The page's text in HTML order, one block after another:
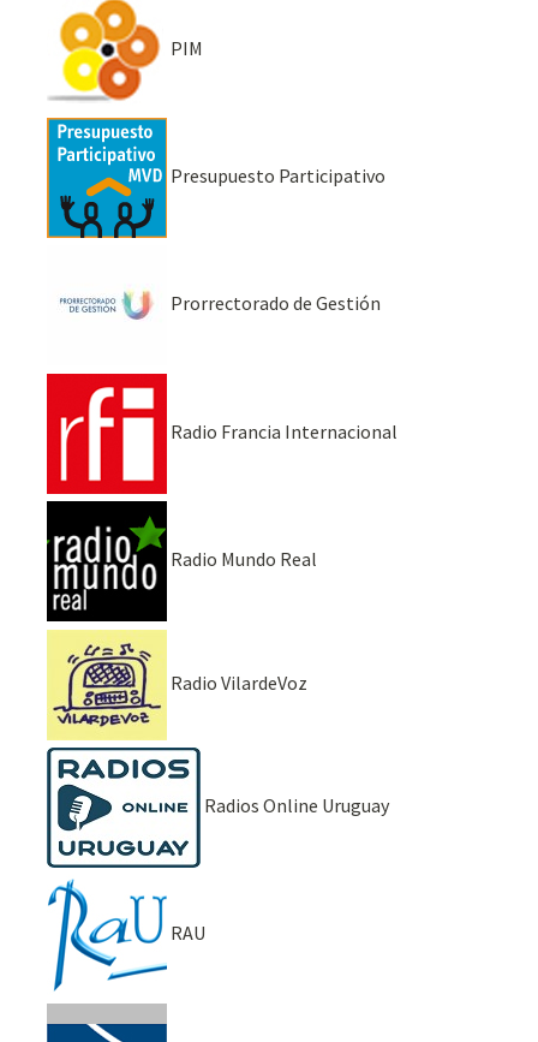
PIM
Presupuesto Participativo
Prorrectorado de Gestión
Radio Francia Internacional
Radio Mundo Real
Radio VilardeVoz
Radios Online Uruguay
RAU